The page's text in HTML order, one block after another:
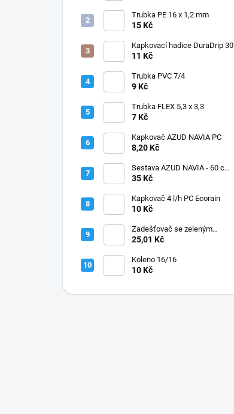
Trubka PE 16 x 1,2 mm
15 Kč
Kapkovací hadice DuraDrip 30
11 Kč
Trubka PVC 7/4
9 Kč
Trubka FLEX 5,3 x 3,3
7 Kč
Kapkovač AZUD NAVIA PC
8,20 Kč
Sestava AZUD NAVIA - 60 cm,
jehly zahnuté
35 Kč
Kapkovač 4 l/h PC Ecorain
10 Kč
Zadešťovač se zeleným
rotorem a žlutou tryskou
25,01 Kč
Koleno 16/16
10 Kč